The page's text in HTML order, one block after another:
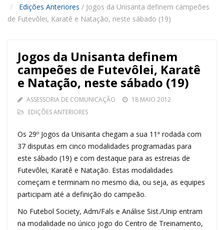
Edições Anteriores / Jogos da Unisanta definem campeões
de Futevôlei, Karatê e Natação, neste sábado (19)
Jogos da Unisanta definem
campeões de Futevôlei, Karatê
e Natação, neste sábado (19)
ASSESSORIA DE COMUNICAÇÃO
18 MAIO 2012
EDIÇÕES ANTERIORES
Os 29º Jogos da Unisanta chegam a sua 11ª rodada com
37 disputas em cinco modalidades programadas para
este sábado (19) e com destaque para as estreias de
Futevôlei, Karatê e Natação. Estas modalidades
começam e terminam no mesmo dia, ou seja, as equipes
participam até a definição do campeão.
No Futebol Society, Adm/Fals e Análise Sist./Unip entram
na modalidade no único jogo do Centro de Treinamento,